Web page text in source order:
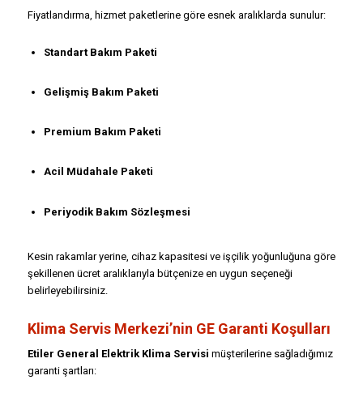
Fiyatlandırma, hizmet paketlerine göre esnek aralıklarda sunulur:
Standart Bakım Paketi
Gelişmiş Bakım Paketi
Premium Bakım Paketi
Acil Müdahale Paketi
Periyodik Bakım Sözleşmesi
Kesin rakamlar yerine, cihaz kapasitesi ve işçilik yoğunluğuna göre
şekillenen ücret aralıklarıyla bütçenize en uygun seçeneği
belirleyebilirsiniz.
Klima Servis Merkezi’nin GE Garanti Koşulları
Etiler General Elektrik Klima Servisi müşterilerine sağladığımız
garanti şartları: